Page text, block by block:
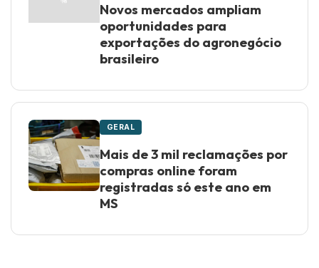
Novos mercados ampliam
oportunidades para
exportações do agronegócio
brasileiro
GERAL
Mais de 3 mil reclamações por
compras online foram
registradas só este ano em
MS